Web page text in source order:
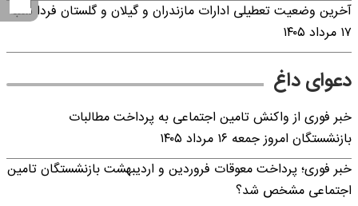
آخرین وضعیت تعطیلی ادارات مازندران و گیلان و گلستان فردا شنبه
۱۷ مرداد ۱۴۰۵
دعوای داغ
خبر فوری از واکنش تامین اجتماعی به پرداخت مطالبات
بازنشستگان امروز جمعه ۱۶ مرداد ۱۴۰۵
خبر فوری؛ پرداخت معوقات فروردین و اردیبهشت بازنشستگان تامین
اجتماعی مشخص شد؟